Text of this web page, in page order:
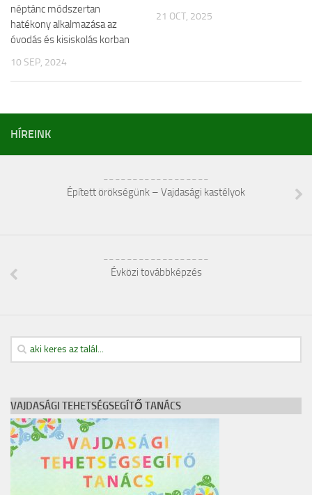
néptánc módszertan
hatékony alkalmazása az
óvodás és kisiskolás korban
10 SEP, 2024
21 OCT, 2025
HÍREINK
Épített örökségünk – Vajdasági kastélyok
Évközi továbbképzés
VAJDASÁGI TEHETSÉGSEGÍTŐ TANÁCS